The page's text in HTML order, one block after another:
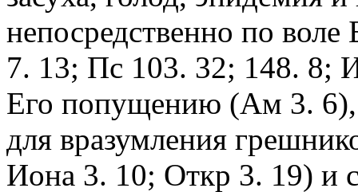
непосредственно по
7. 13; Пс 103. 32; 148. 8;
Его попущению (Ам 3.
для вразумления
Иона 3. 10; Откр 3. 19) и